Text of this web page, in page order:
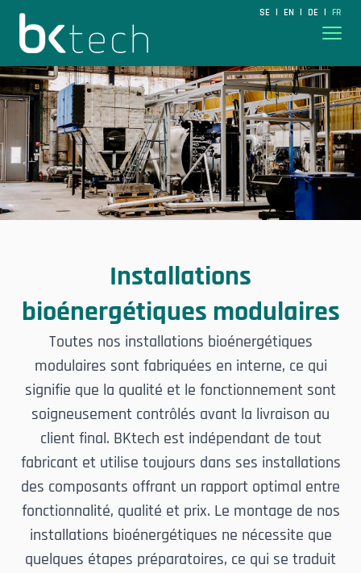
BKtech SE | EN | DE | FR
Installations
bioénergétiques modulaires
Toutes nos installations bioénergétiques
modulaires sont fabriquées en interne, ce qui
signifie que la qualité et le fonctionnement sont
soigneusement contrôlés avant la livraison au
client final. BKtech est indépendant de tout
fabricant et utilise toujours dans ses installations
des composants offrant un rapport optimal entre
fonctionnalité, qualité et prix. Le montage de nos
installations bioénergétiques ne nécessite que
quelques étapes préparatoires, ce qui se traduit